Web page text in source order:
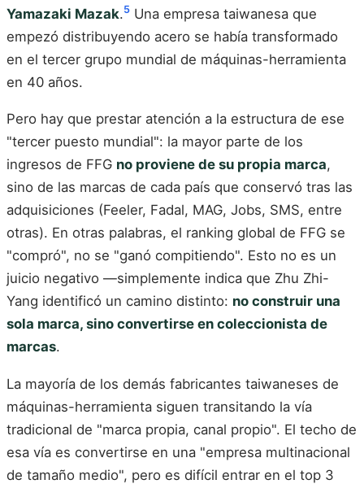
Yamazaki Mazak.5 Una empresa taiwanesa que
empezó distribuyendo acero se había transformado
en el tercer grupo mundial de máquinas-herramienta
en 40 años.
Pero hay que prestar atención a la estructura de ese
"tercer puesto mundial": la mayor parte de los
ingresos de FFG no proviene de su propia marca,
sino de las marcas de cada país que conservó tras las
adquisiciones (Feeler, Fadal, MAG, Jobs, SMS, entre
otras). En otras palabras, el ranking global de FFG se
"compró", no se "ganó compitiendo". Esto no es un
juicio negativo —simplemente indica que Zhu Zhi-
Yang identificó un camino distinto: no construir una
sola marca, sino convertirse en coleccionista de
marcas.
La mayoría de los demás fabricantes taiwaneses de
máquinas-herramienta siguen transitando la vía
tradicional de "marca propia, canal propio". El techo de
esa vía es convertirse en una "empresa multinacional
de tamaño medio", pero es difícil entrar en el top 3